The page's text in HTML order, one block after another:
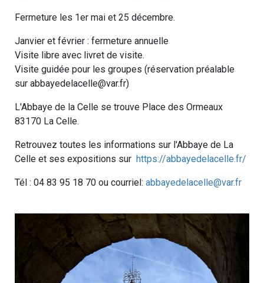
Fermeture les 1er mai et 25 décembre.
Janvier et février : fermeture annuelle
Visite libre avec livret de visite.
Visite guidée pour les groupes (réservation préalable
sur abbayedelacelle@var.fr)
L'Abbaye de la Celle se trouve Place des Ormeaux
83170 La Celle.
Retrouvez toutes les informations sur l'Abbaye de La
Celle et ses expositions sur https://abbayedelacelle.fr/
Tél : 04 83 95 18 70 ou courriel: abbayedelacelle@var.fr